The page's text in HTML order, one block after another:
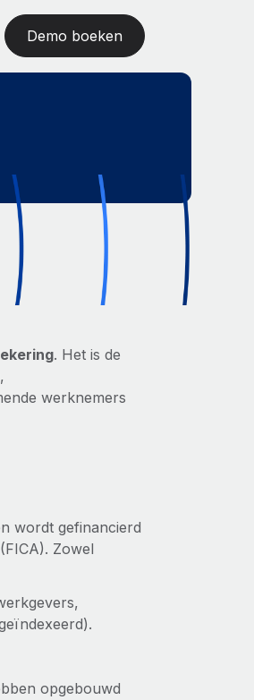
Demo boeken
. Het is de
werknemers
wordt gefinancierd
Zowel
opgebouwd